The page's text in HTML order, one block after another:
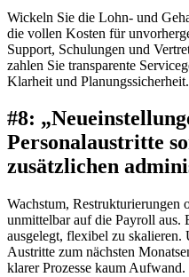
Wickeln Sie die Lohn- und
die vollen Kosten für
Support, Schulungen und
zahlen Sie transparente
Klarheit und Planungssicherheit.
#8:
Personalaustritte
zusätzlichen
Wachstum, Restrukturierungen
unmittelbar auf die Payroll aus.
ausgelegt, flexibel zu
Austritte zum nächsten
klarer Prozesse kaum Aufwand.